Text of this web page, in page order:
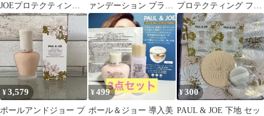
JOEプロテクティング
ファンデーションプラ
イマー01
ァンデーション プライ
マー サンプルセット合
計27袋
プロテクティング ファ
ンデーションプライマ
ー01
¥3,579
ポールアンドジョー プ
¥499
ポール＆ジョー 導入美
¥300
PAUL & JOE 下地 セッ